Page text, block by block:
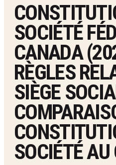
SOCIÉTÉ
CANADA
RÈGLES
SIÈGE
SOCIÉTÉ AU